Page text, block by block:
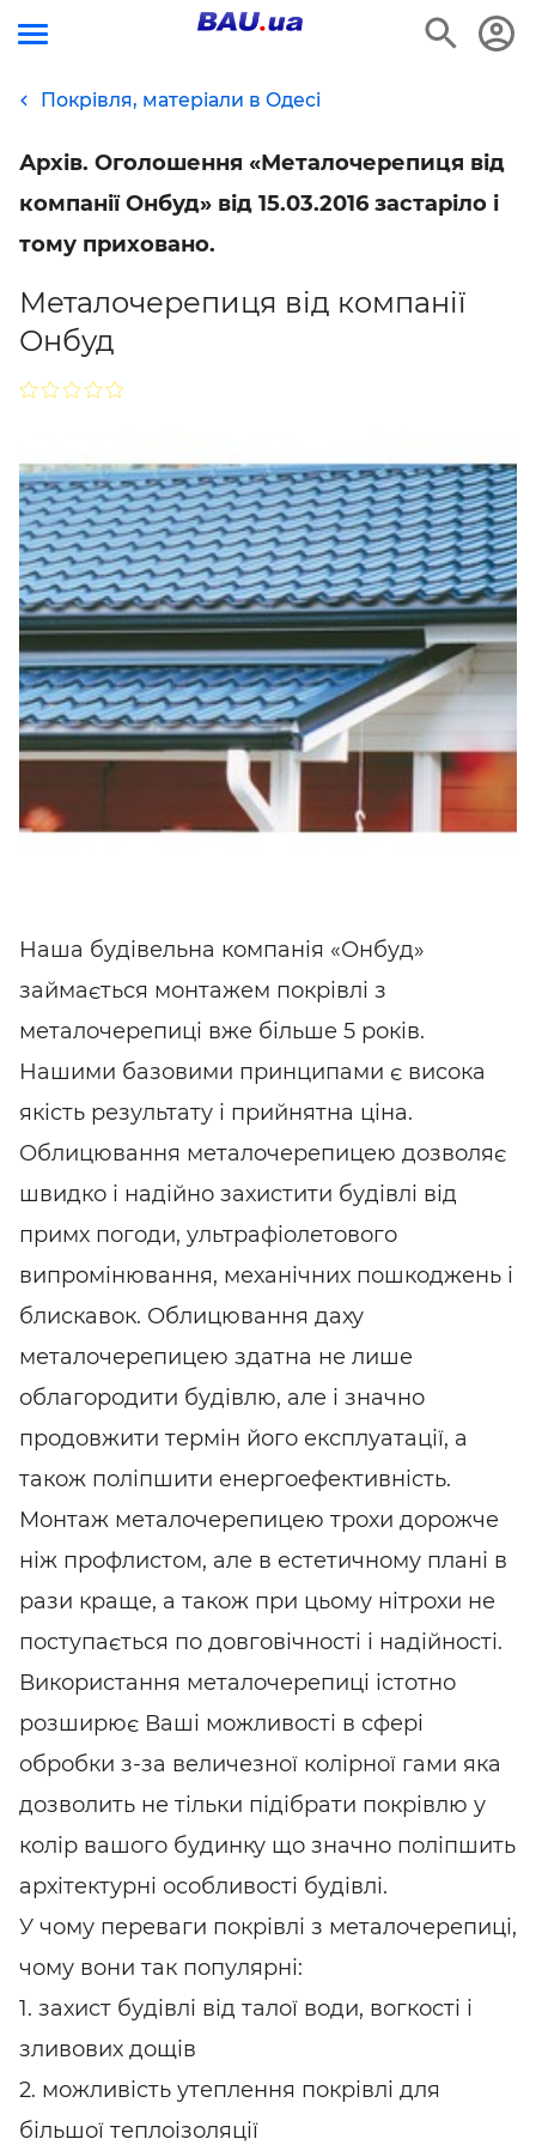
Покрівля, матеріали в Одесі
Архів. Оголошення «Металочерепиця від
компанії Онбуд» від 15.03.2016 застаріло і
тому приховано.
Металочерепиця від компанії
Онбуд
Наша будівельна компанія «Онбуд»
займається монтажем покрівлі з
металочерепиці вже більше 5 років.
Нашими базовими принципами є висока
якість результату і прийнятна ціна.
Облицювання металочерепицею дозволяє
швидко і надійно захистити будівлі від
примх погоди, ультрафіолетового
випромінювання, механічних пошкоджень і
блискавок. Облицювання даху
металочерепицею здатна не лише
облагородити будівлю, але і значно
продовжити термін його експлуатації, а
також поліпшити енергоефективність.
Монтаж металочерепицею трохи дорожче
ніж профлистом, але в естетичному плані в
рази краще, а також при цьому нітрохи не
поступається по довговічності і надійності.
Використання металочерепиці істотно
розширює Ваші можливості в сфері
обробки з-за величезної колірної гами яка
дозволить не тільки підібрати покрівлю у
колір вашого будинку що значно поліпшить
архітектурні особливості будівлі.
У чому переваги покрівлі з металочерепиці,
чому вони так популярні:
1. захист будівлі від талої води, вогкості і
зливових дощів
2. можливість утеплення покрівлі для
більшої теплоізоляції